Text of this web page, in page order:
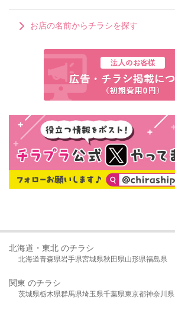
お店の名前からチラシを探す
北海道・東北 のチラシ
北海道青森県岩手県宮城県秋田県山形県福島県
関東 のチラシ
茨城県栃木県群馬県埼玉県千葉県東京都神奈川県